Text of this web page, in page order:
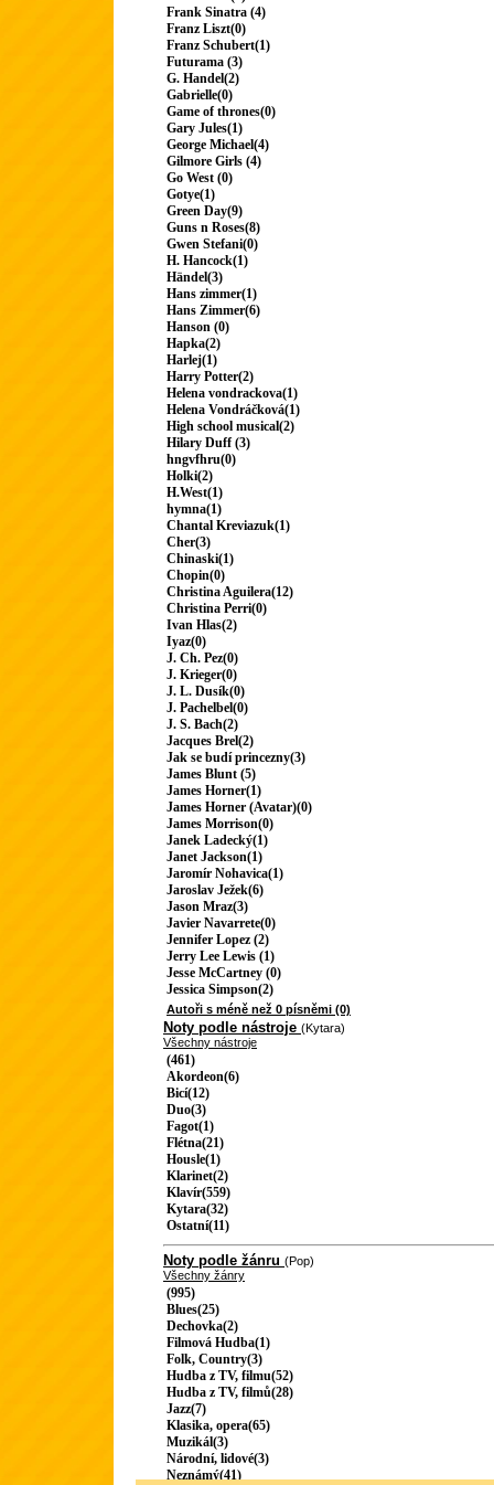
Frank Sinatra (4)
Franz Liszt(0)
Franz Schubert(1)
Futurama (3)
G. Handel(2)
Gabrielle(0)
Game of thrones(0)
Gary Jules(1)
George Michael(4)
Gilmore Girls (4)
Go West (0)
Gotye(1)
Green Day(9)
Guns n Roses(8)
Gwen Stefani(0)
H. Hancock(1)
Händel(3)
Hans zimmer(1)
Hans Zimmer(6)
Hanson (0)
Hapka(2)
Harlej(1)
Harry Potter(2)
Helena vondrackova(1)
Helena Vondráčková(1)
High school musical(2)
Hilary Duff (3)
hngvfhru(0)
Holki(2)
H.West(1)
hymna(1)
Chantal Kreviazuk(1)
Cher(3)
Chinaski(1)
Chopin(0)
Christina Aguilera(12)
Christina Perri(0)
Ivan Hlas(2)
Iyaz(0)
J. Ch. Pez(0)
J. Krieger(0)
J. L. Dusík(0)
J. Pachelbel(0)
J. S. Bach(2)
Jacques Brel(2)
Jak se budí princezny(3)
James Blunt (5)
James Horner(1)
James Horner (Avatar)(0)
James Morrison(0)
Janek Ladecký(1)
Janet Jackson(1)
Jaromír Nohavica(1)
Jaroslav Ježek(6)
Jason Mraz(3)
Javier Navarrete(0)
Jennifer Lopez (2)
Jerry Lee Lewis (1)
Jesse McCartney (0)
Jessica Simpson(2)
Autoři s méně než 0 písněmi (0)
Noty podle nástroje (Kytara)
Všechny nástroje
(461)
Akordeon(6)
Bicí(12)
Duo(3)
Fagot(1)
Flétna(21)
Housle(1)
Klarinet(2)
Klavír(559)
Kytara(32)
Ostatní(11)
Noty podle žánru (Pop)
Všechny žánry
(995)
Blues(25)
Dechovka(2)
Filmová Hudba(1)
Folk, Country(3)
Hudba z TV, filmu(52)
Hudba z TV, filmů(28)
Jazz(7)
Klasika, opera(65)
Muzikál(3)
Národní, lidové(3)
Neznámý(41)